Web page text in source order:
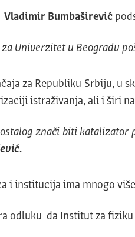
Vladimir Bumbaširević
Univerzitet u Beogradu
za Republiku Srbiju, u
istraživanja, ali i širi
znači biti
i institucija ima mnogo
odluku da Institut za